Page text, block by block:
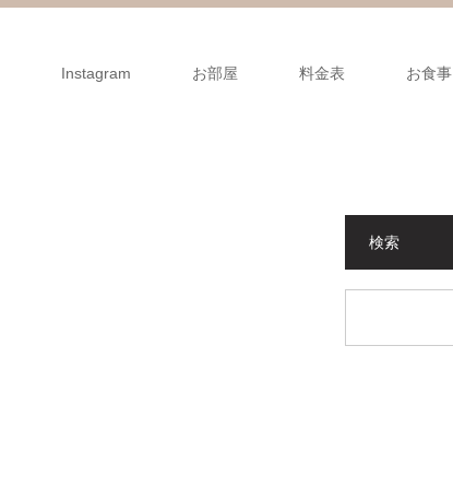
Instagram お部屋 料金表 お食事
検索